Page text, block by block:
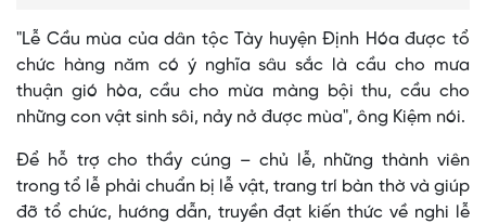
"Lễ Cầu mùa của dân tộc Tày huyện Định Hóa được tổ
chức hàng năm có ý nghĩa sâu sắc là cầu cho mưa
thuận gió hòa, cầu cho mừa màng bội thu, cầu cho
những con vật sinh sôi, nảy nở được mùa", ông Kiệm nói.
Để hỗ trợ cho thầy cúng – chủ lễ, những thành viên
trong tổ lễ phải chuẩn bị lễ vật, trang trí bàn thờ và giúp
đỡ tổ chức, hướng dẫn, truyền đạt kiến thức về nghi lễ